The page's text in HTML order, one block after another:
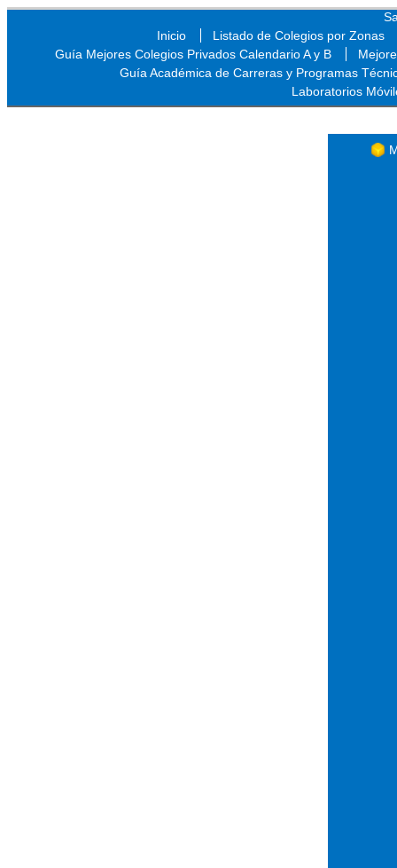
Inicio
Listado de Colegios por Zonas
Guía Mejores Colegios Privados Calendario A y B
Guía Académica de Carreras y Programas
Laboratorios